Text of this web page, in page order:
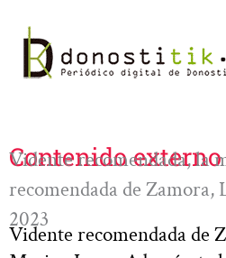
contenido
Contenido externo
Vidente recomendada, la
recomendada de Zamora,
2023
Vidente recomendada de